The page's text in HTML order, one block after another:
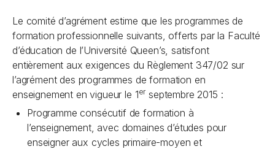
Le comité d’agrément estime que les programmes de
formation professionnelle suivants, offerts par la Faculté
d’éducation de l’Université Queen’s, satisfont
entièrement aux exigences du Règlement 347/02 sur
l’agrément des programmes de formation en
enseignement en vigueur le 1er septembre 2015 :
Programme consécutif de formation à
l’enseignement, avec domaines d’études pour
enseigner aux cycles primaire-moyen et